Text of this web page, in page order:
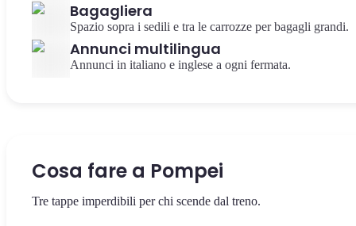
Bagagliera
Spazio sopra i sedili e tra le carrozze per bagagli grandi.
Annunci multilingua
Annunci in italiano e inglese a ogni fermata.
Cosa fare a Pompei
Tre tappe imperdibili per chi scende dal treno.